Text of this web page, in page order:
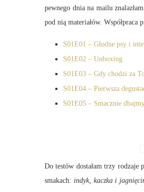
pewnego dnia na mailu
pod nią materiałów. Współpraca
S01E01 – Głodne psy i
S01E02 – Unboxing
S01E03 – Gdy chodzi za
S01E04 – Pierwsza
S01E05 – Smacznie
Do testów dostałam trzy rodzaje
smakach: indyk, kaczka i